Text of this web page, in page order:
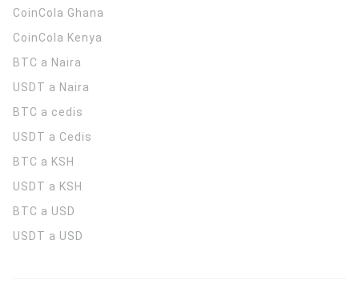
CoinCola Ghana
CoinCola Kenya
BTC a Naira
USDT a Naira
BTC a cedis
USDT a Cedis
BTC a KSH
USDT a KSH
BTC a USD
USDT a USD